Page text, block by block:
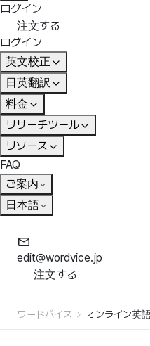
ログイン
注文する
ログイン
英文校正
日英翻訳
料金
リサーチツール
リソース
FAQ
ご案内
日本語
edit@wordvice.jp
注文する
ワードバイス オンライン英